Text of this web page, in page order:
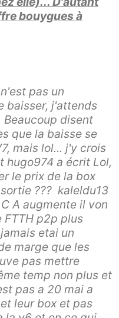
bouygues à
pas un
baisser, j'attends
disent
que la baisse se
mais lol... j'y crois
hugo974 a écrit Lol,
le prix de la box
??? kaleldu13
A augmente il von
p2p plus
etai un
marge que les
pas mettre
temp non plus et
pas a 20 mai a
leur box et pas